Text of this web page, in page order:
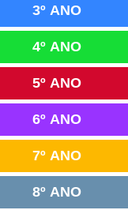
3º ANO
4º ANO
5º ANO
6º ANO
7º ANO
8º ANO